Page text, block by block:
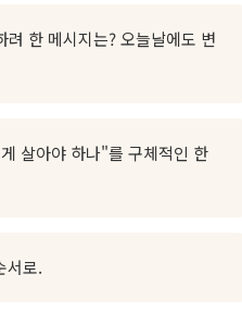
한 메시지는? 오늘날에도 변
살아야 하나"를 구체적인 한
로.